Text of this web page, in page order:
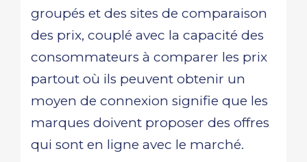
groupés et des sites de comparaison
des prix, couplé avec la capacité des
consommateurs à comparer les prix
partout où ils peuvent obtenir un
moyen de connexion signifie que les
marques doivent proposer des offres
qui sont en ligne avec le marché.